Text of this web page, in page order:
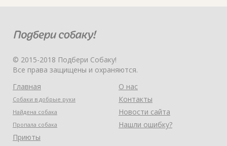
© 2015-2018 Подбери Собаку!
Все права защищены и охраняются.
Главная
Собаки в добрые руки
Найдена собака
Пропала собака
Приюты
О нас
Контакты
Новости сайта
Нашли ошибку?